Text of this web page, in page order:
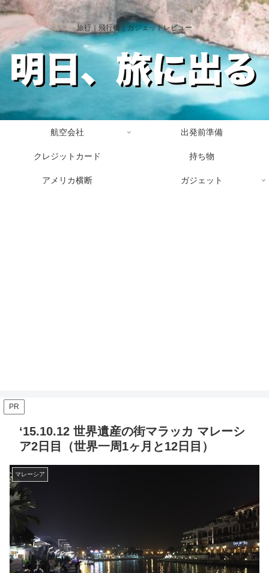
旅行｜飛行機｜ガジェットレビュー
航空会社 出発前準備
クレジットカード 持ち物
アメリカ横断 ガジェット
PR
‘15.10.12 世界遺産の街マラッカ マレーシ
ア2日目（世界一周1ヶ月と12日目）
マレーシア